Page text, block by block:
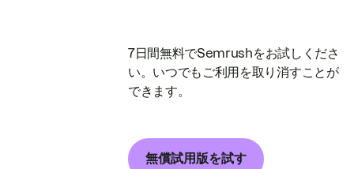
7日間無料でSemrushをお試しくださ
い。いつでもご利用を取り消すことが
できます。
無償試用版を試す